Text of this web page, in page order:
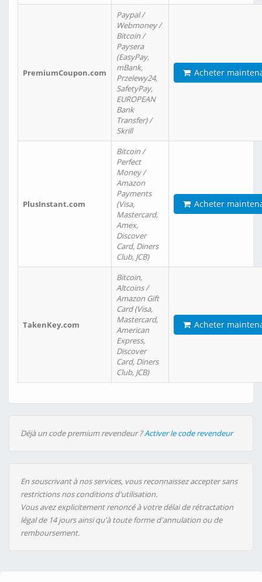
PremiumCoupon.com
Paypal /
Webmoney /
Bitcoin /
Paysera
(EasyPay,
mBank,
Przelewy24,
SafetyPay,
EUROPEAN
Bank
Transfer) /
Skrill
Acheter
PlusInstant.com
Bitcoin /
Perfect
Money /
Amazon
Payments
(Visa,
Mastercard,
Amex,
Discover
Card, Diners
Club, JCB)
Acheter
TakenKey.com
Bitcoin,
Altcoins /
Amazon Gift
Card (Visa,
Mastercard,
American
Express,
Discover
Card, Diners
Club, JCB)
Acheter
Déjà un code premium revendeur ?Activer le code revendeur
En souscrivant à nos services, vous reconnaissez accepter sans
restrictions nos conditions d'utilisation.
Vous avez explicitement renoncé à votre délai de rétractation
légal de 14 jours ainsi qu'à toute forme d'annulation ou de
remboursement.